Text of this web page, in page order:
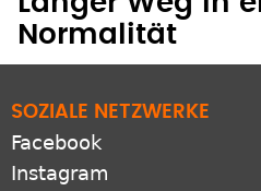
Normalität
SOZIALE NETZWERKE
Facebook
Instagram